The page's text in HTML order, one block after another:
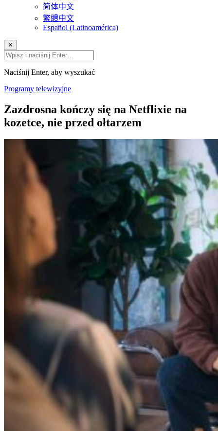
简体中文
繁體中文
Español (Latinoamérica)
✕
Naciśnij Enter, aby wyszukać
Programy telewizyjne
Zazdrosna kończy się na Netflixie na
kozetce, nie przed ołtarzem